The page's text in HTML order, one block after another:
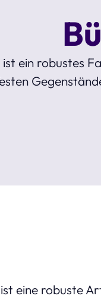
ist ein robustes
ist eine robuste